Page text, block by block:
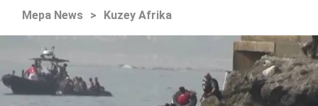
Mepa News > Kuzey Afrika